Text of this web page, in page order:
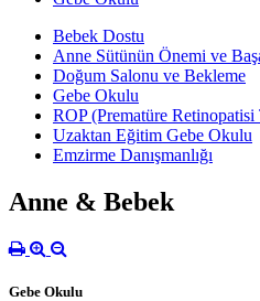
Bebek Dostu
Anne Sütünün Önemi ve
Doğum Salonu ve Bekleme
Gebe Okulu
ROP (Prematüre
Uzaktan Eğitim Gebe Okulu
Emzirme Danışmanlığı
Anne & Bebek
Gebe Okulu